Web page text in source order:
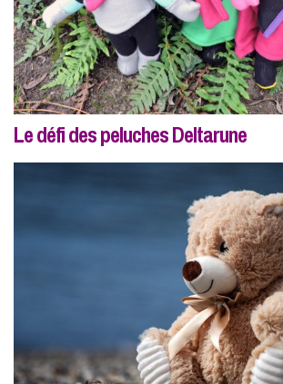
Le défi des peluches Deltarune